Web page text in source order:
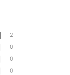
2
0
0
0